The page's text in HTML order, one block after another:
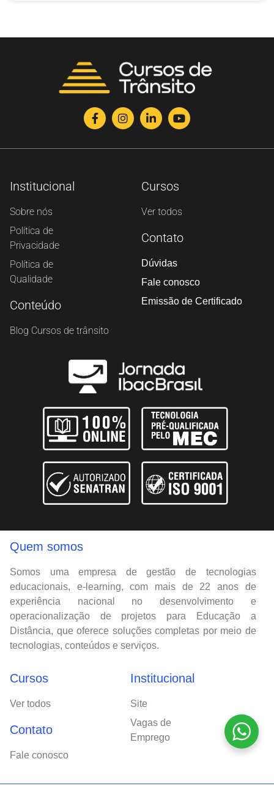
Institucional
Sobre nós
Política de
Privacidade
Política de
Qualidade
Conteúdo
Blog Cursos de trânsito
Cursos
Ver todos
Contato
Dúvidas
Fale conosco
Emissão de Certificado
Quem somos
Somos uma empresa de gestão de tecnologias
educacionais, e-learning, com mais de 22 anos de
experiência nacional no desenvolvimento e
operacionalização de projetos para Educação a
Distância, que oferece soluções completas por meio de
tecnologias, conteúdos e serviços.
Cursos
Ver todos
Contato
Fale conosco
Institucional
Site
Vagas de
Emprego